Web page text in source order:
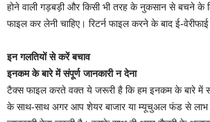
होने वाली गड़बड़ी और किसी भी तरह के नुकसान से बचने
फाइल कर लेनी चाहिए। रिटर्न फाइल करने के बाद ई-
इन गलतियों से करें बचाव
इनकम के बारे में संपूर्ण जानकारी न देना
टैक्स फाइल करते वक्त ये जरूरी है कि हम इनकम के बारे में
के साथ-साथ अगर आप शेयर बाजार या म्यूचुअल फंड से लाभ